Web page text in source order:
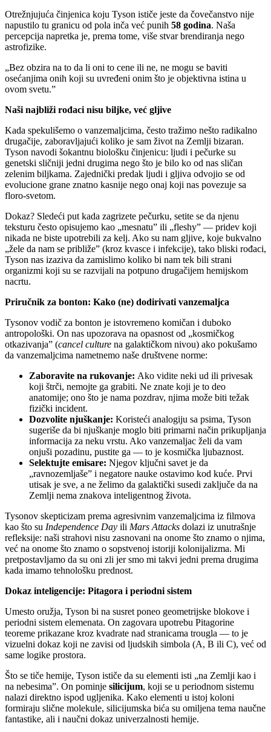
Otrežnjujuća činjenica koju Tyson ističe jeste da čovečanstvo nije
napustilo tu granicu od pola inča već punih 58 godina. Naša
percepcija napretka je, prema tome, više stvar brendiranja nego
astrofizike.
„Bez obzira na to da li oni to cene ili ne, ne mogu se baviti
osećanjima onih koji su uvređeni onim što je objektivna istina u
ovom svetu.”
Naši najbliži rođaci nisu biljke, već gljive
Kada spekulišemo o vanzemaljcima, često tražimo nešto radikalno
drugačije, zaboravljajući koliko je sam život na Zemlji bizaran.
Tyson navodi šokantnu biološku činjenicu: ljudi i pečurke su
genetski sličniji jedni drugima nego što je bilo ko od nas sličan
zelenim biljkama. Zajednički predak ljudi i gljiva odvojio se od
evolucione grane znatno kasnije nego onaj koji nas povezuje sa
floro-svetom.
Dokaz? Sledeći put kada zagrizete pečurku, setite se da njenu
teksturu često opisujemo kao „mesnatu” ili „fleshy” — pridev koji
nikada ne biste upotrebili za kelj. Ako su nam gljive, koje bukvalno
„žele da nam se približe” (kroz kvasce i infekcije), tako bliski rođaci,
Tyson nas izaziva da zamislimo koliko bi nam tek bili strani
organizmi koji su se razvijali na potpuno drugačijem hemijskom
nacrtu.
Priručnik za bonton: Kako (ne) dodirivati vanzemaljca
Tysonov vodič za bonton je istovremeno komičan i duboko
antropološki. On nas upozorava na opasnost od „kosmičkog
otkazivanja” (cancel culture na galaktičkom nivou) ako pokušamo
da vanzemaljcima nametnemo naše društvene norme:
Zaboravite na rukovanje: Ako vidite neki ud ili privesak
koji štrči, nemojte ga grabiti. Ne znate koji je to deo
anatomije; ono što je nama pozdrav, njima može biti težak
fizički incident.
Dozvolite njuškanje: Koristeći analogiju sa psima, Tyson
sugeriše da bi njuškanje moglo biti primarni način prikupljanja
informacija za neku vrstu. Ako vanzemaljac želi da vam
onjuši pozadinu, pustite ga — to je kosmička ljubaznost.
Selektujte emisare: Njegov ključni savet je da
„ravnozemljaše” i negatore nauke ostavimo kod kuće. Prvi
utisak je sve, a ne želimo da galaktički susedi zaključe da na
Zemlji nema znakova inteligentnog života.
Tysonov skepticizam prema agresivnim vanzemaljcima iz filmova
kao što su Independence Day ili Mars Attacks dolazi iz unutrašnje
refleksije: naši strahovi nisu zasnovani na onome što znamo o njima,
već na onome što znamo o sopstvenoj istoriji kolonijalizma. Mi
pretpostavljamo da su oni zli jer smo mi takvi jedni prema drugima
kada imamo tehnološku prednost.
Dokaz inteligencije: Pitagora i periodni sistem
Umesto oružja, Tyson bi na susret poneo geometrijske blokove i
periodni sistem elemenata. On zagovara upotrebu Pitagorine
teoreme prikazane kroz kvadrate nad stranicama trougla — to je
vizuelni dokaz koji ne zavisi od ljudskih simbola (A, B ili C), već od
same logike prostora.
Što se tiče hemije, Tyson ističe da su elementi isti „na Zemlji kao i
na nebesima”. On pominje silicijum, koji se u periodnom sistemu
nalazi direktno ispod ugljenika. Kako elementi u istoj koloni
formiraju slične molekule, silicijumska bića su omiljena tema naučne
fantastike, ali i naučni dokaz univerzalnosti hemije.